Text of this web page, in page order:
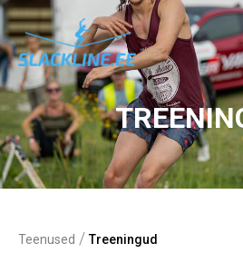
Teenused / Treeningud